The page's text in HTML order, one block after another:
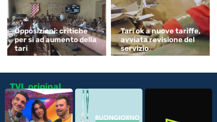
Opposizioni: critiche
per si ad aumento della
tari
Tari ok a nuove tariffe,
avviata revisione del
servizio
TVL original